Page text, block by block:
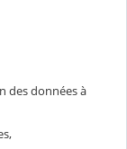
des données à